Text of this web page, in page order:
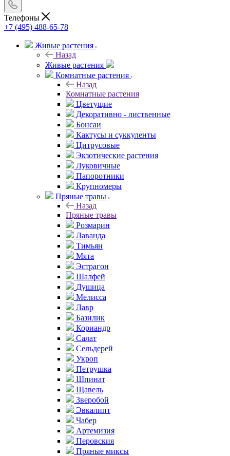
Телефоны
+7 (495) 488-65-78
Живые растения
Назад
Живые растения
Комнатные растения
Назад
Комнатные растения
Цветущие
Декоративно - лиственные
Бонсаи
Кактусы и суккуленты
Цитрусовые
Экзотические растения
Луковичные
Папоротники
Крупномеры
Пряные травы
Назад
Пряные травы
Розмарин
Лаванда
Тимьян
Мята
Эстрагон
Шалфей
Душица
Мелисса
Лавр
Базилик
Кориандр
Салат
Сельдерей
Укроп
Петрушка
Шпинат
Щавель
Зверобой
Эвкалипт
Чабер
Артемизия
Перовския
Пряные миксы